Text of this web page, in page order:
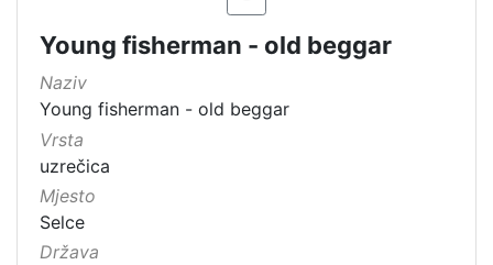
Young fisherman - old beggar
Naziv
Young fisherman - old beggar
Vrsta
uzrečica
Mjesto
Selce
Država